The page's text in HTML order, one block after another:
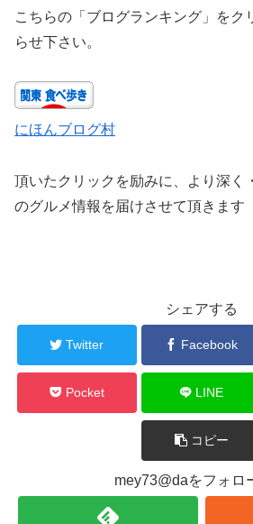
こちらの「ブログランキング」をク
らせ下さい。
にほんブログ村
頂いたクリックを励みに、より深く
のグルメ情報を届けさせて頂きます
シェアする
Twitter Facebook
Pocket LINE
コピー
mey73@daをフォロ